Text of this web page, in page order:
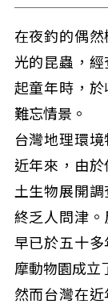
在夜釣的偶
光的昆蟲，
起童年時，
難忘情景。
台灣地理環
近年來，由
土生物展開
終乏人問津
早已於五十
摩動物園成立
然而台灣在